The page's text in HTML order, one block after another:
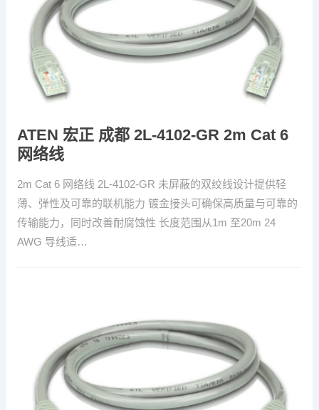
ATEN 宏正 成都 2L-4102-GR 2m Cat 6
网络线
2m Cat 6 网络线 2L-4102-GR 未屏蔽的双绞线设计提供轻
薄、弹性及可靠的联机能力 镀金接头可确保高质量与可靠的
传输能力，同时改善耐腐蚀性 长度范围从1m 至20m 24
AWG 导线适…